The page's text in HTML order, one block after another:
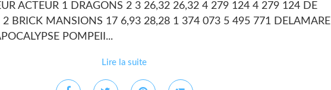
ACTEUR 1 DRAGONS 2 3 26,32 26,32 4 279 124 4 279 124 DE
2 BRICK MANSIONS 17 6,93 28,28 1 374 073 5 495 771 DELAMARE
POMPEII...
Lire la suite